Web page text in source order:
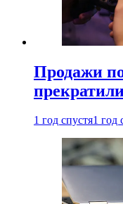
Продажи
1 год спустя1 год